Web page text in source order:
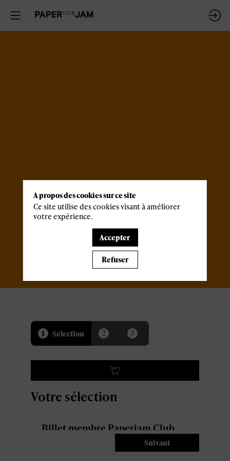
1 Sélection 2 3
Votre sélection
Billet membre Paperjam Club
Suivant
A propos des cookies sur ce site
Ce site utilise des cookies visant à améliorer
votre expérience.
Accepter
Refuser